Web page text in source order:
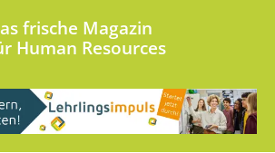
frische Magazin
Human Resources